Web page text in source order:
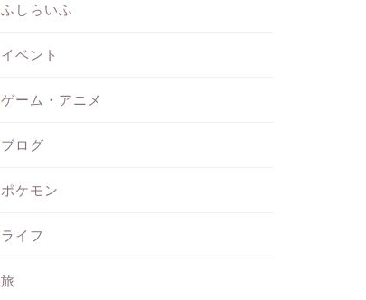
ふしらいふ
イベント
ゲーム・アニメ
ブログ
ポケモン
ライフ
旅